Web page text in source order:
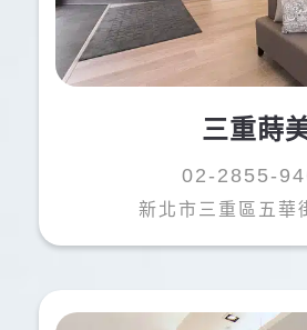
三重蒔
02-2855-
新北市三重區五華